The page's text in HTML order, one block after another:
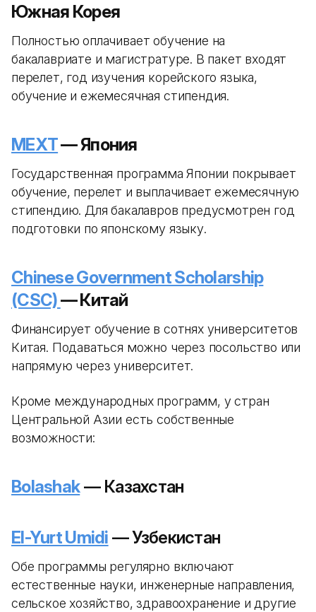
Южная Корея
Полностью оплачивает обучение на
бакалавриате и магистратуре. В пакет входят
перелет, год изучения корейского языка,
обучение и ежемесячная стипендия.
MEXT— Япония
Государственная программа Японии покрывает
обучение, перелет и выплачивает ежемесячную
стипендию. Для бакалавров предусмотрен год
подготовки по японскому языку.
Chinese Government Scholarship
(CSC)— Китай
Финансирует обучение в сотнях университетов
Китая. Подаваться можно через посольство или
напрямую через университет.
Кроме международных программ, у стран
Центральной Азии есть собственные
возможности:
Bolashak— Казахстан
El-Yurt Umidi — Узбекистан
Обе программы регулярно включают
естественные науки, инженерные направления,
сельское хозяйство, здравоохранение и другие